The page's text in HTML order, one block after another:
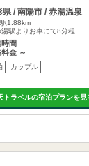
県 / 南陽市 / 赤湯温泉
1.88km
湯駅よりお車にて8分程
間
料金 ～
カップル
トラベルの宿泊プランを見